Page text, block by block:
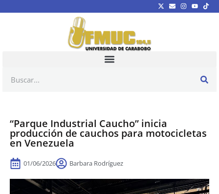
“Parque Industrial Caucho” inicia
producción de cauchos para motocicletas
en Venezuela
01/06/2026 Barbara Rodríguez